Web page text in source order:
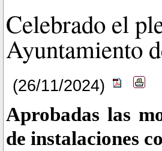
Celebrado el
Ayuntamiento
(26/11/2024)
Aprobadas las
de instalaciones